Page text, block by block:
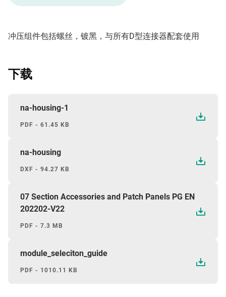
冲压组件包括螺丝，镀黑，与所有D型连接器配套使用
下载
na-housing-1
PDF - 61.45 KB
na-housing
DXF - 94.27 KB
07 Section Accessories and Patch Panels PG EN
202202-V22
PDF - 7.3 MB
module_seleciton_guide
PDF - 1010.11 KB